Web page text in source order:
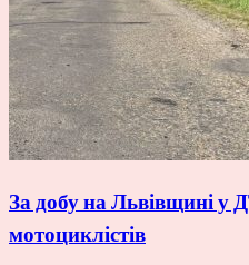
За добу на Львівщині у
мотоциклістів